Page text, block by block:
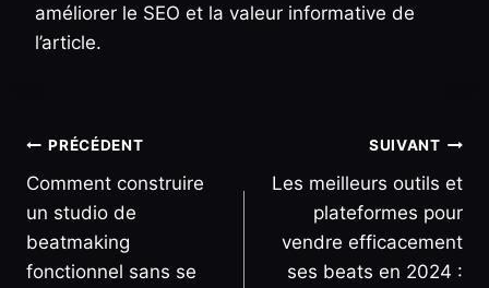
améliorer le SEO et la valeur informative de
l’article.
Navigation
de
l’article
PRÉCÉDENT
Comment construire
un studio de
beatmaking
fonctionnel sans se
SUIVANT
Les meilleurs outils et
plateformes pour
vendre efficacement
ses beats en 2024 :